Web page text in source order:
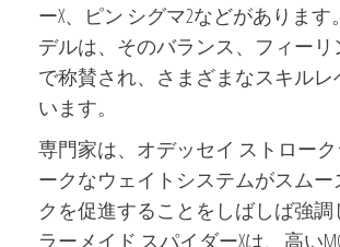
ーX、ピン シグマ2などがありま
デルは、そのバランス、フィー
で称賛され、さまざまなスキルレ
います。
専門家は、オデッセイ ストロー
ークなウェイトシステムがスム
クを促進することをしばしば強
ラーメイド スパイダーXは、高い